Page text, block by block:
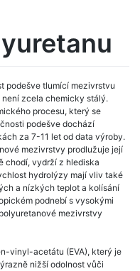
podešve tlumící mezivrstvu
zcela chemicky stálý.
procesu, který se
podešve dochází
za 7-11 let od data výroby.
mezivrstvy prodlužuje její
chodí, vydrží z hlediska
hydrolýzy mají vliv také
a nízkých teplot a kolísání
podnebí s vysokými
mezivrstvy
vinyl-acetátu (EVA), který je
nižší odolnost vůči